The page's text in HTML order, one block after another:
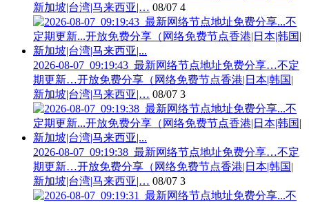
新加坡|台湾|马来西亚|… 08/07 4
2026-08-07_09:19:43_最新网络节点地址免费分享…不定
期更新…开放免费分享（网络免费节点香港|日本|韩国|
新加坡|台湾|马来西亚|… 08/07 3
2026-08-07_09:19:38_最新网络节点地址免费分享…不定
期更新…开放免费分享（网络免费节点香港|日本|韩国|
新加坡|台湾|马来西亚|… 08/07 3